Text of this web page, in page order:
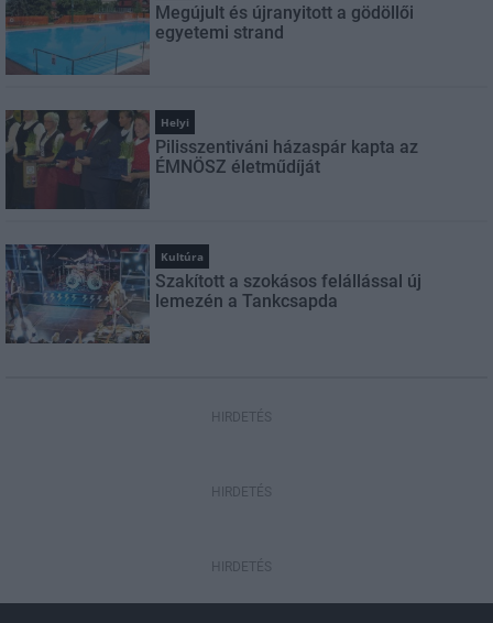
Megújult és újranyitott a gödöllői
egyetemi strand
Helyi
Pilisszentiváni házaspár kapta az
ÉMNÖSZ életműdíját
Kultúra
Szakított a szokásos felállással új
lemezén a Tankcsapda
HIRDETÉS
HIRDETÉS
HIRDETÉS